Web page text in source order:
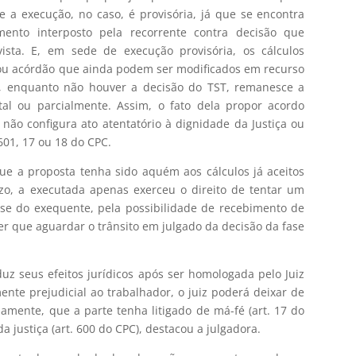
a execução, no caso, é provisória, já que se encontra
interposto pela recorrente contra decisão que
E, em sede de execução provisória, os cálculos
acórdão que ainda podem ser modificados em recurso
não houver a decisão do TST, remanesce a
ou parcialmente. Assim, o fato dela propor acordo
configura ato atentatório à dignidade da Justiça ou
17 ou 18 do CPC.
a proposta tenha sido aquém aos cálculos já aceitos
a executada apenas exerceu o direito de tentar um
do exequente, pela possibilidade de recebimento de
que aguardar o trânsito em julgado da decisão da fase
seus efeitos jurídicos após ser homologada pelo Juiz
prejudicial ao trabalhador, o juiz poderá deixar de
que a parte tenha litigado de má-fé (art. 17 do
justiça (art. 600 do CPC), destacou a julgadora.